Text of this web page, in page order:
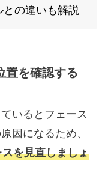
の違いも解説
置を確認する
いるとフェース
因になるため、
を見直しましょ